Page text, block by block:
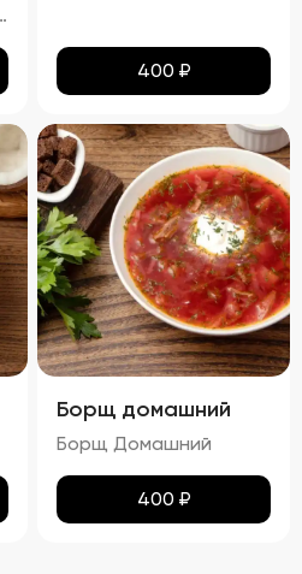
придавая супу приятную кремовую текстуру. Петрушка добавляет свежие травяные ноты, подчеркивая богатство вкуса этого классического блюда.
400 ₽
Борщ домашний
Борщ Домашний
400 ₽